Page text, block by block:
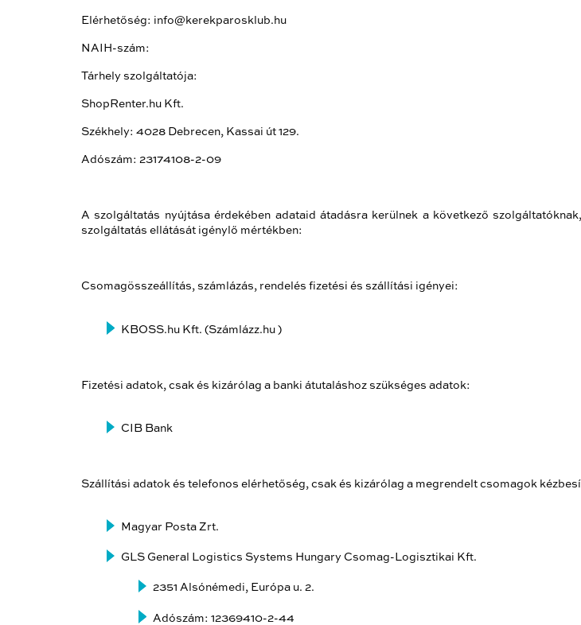
Elérhetőség: info@kerekparosklub.hu
NAIH-szám:
Tárhely szolgáltatója:
ShopRenter.hu Kft.
Székhely: 4028 Debrecen, Kassai út 129.
Adószám: 23174108-2-09
A szolgáltatás nyújtása érdekében adataid átadásra kerülnek a következő
szolgáltatás ellátását igénylő mértékben:
Csomagösszeállítás, számlázás, rendelés fizetési és szállítási igényei:
KBOSS.hu Kft. (Számlázz.hu )
Fizetési adatok, csak és kizárólag a banki átutaláshoz szükséges adatok:
CIB Bank
Szállítási adatok és telefonos elérhetőség, csak és kizárólag a megrendelt csomagok
Magyar Posta Zrt.
GLS General Logistics Systems Hungary Csomag-Logisztikai Kft.
2351 Alsónémedi, Európa u. 2.
Adószám: 12369410-2-44